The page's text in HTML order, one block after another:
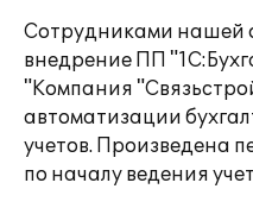
Сотрудниками нашей
внедрение ПП
"Компания
автоматизации
учетов. Произведена
по началу ведения